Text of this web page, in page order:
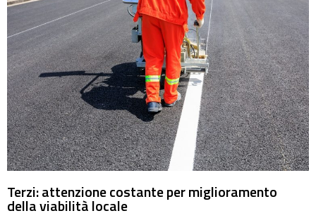
Terzi: attenzione costante per miglioramento
della viabilità locale